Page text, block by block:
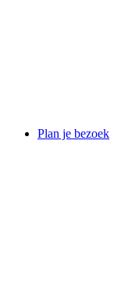
Plan je bezoek